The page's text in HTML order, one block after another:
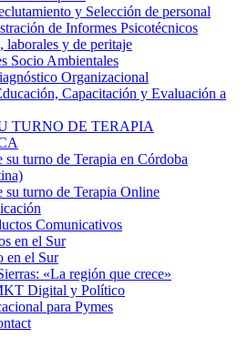
y Selección de personal
de Informes Psicotécnicos
laborales y de peritaje
Socio Ambientales
Organizacional
Capacitación y Evaluación a
TURNO DE TERAPIA
su turno de Terapia en Córdoba
su turno de Terapia Online
Comunicativos
en el Sur
en el Sur
«La región que crece»
Digital y Político
para Pymes